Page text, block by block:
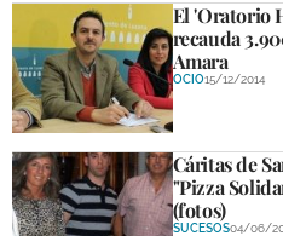
El 'Oratorio
recauda
Amara
OCIO15/12/2014
Cáritas de
"Pizza
(fotos)
SUCESOS04/06/